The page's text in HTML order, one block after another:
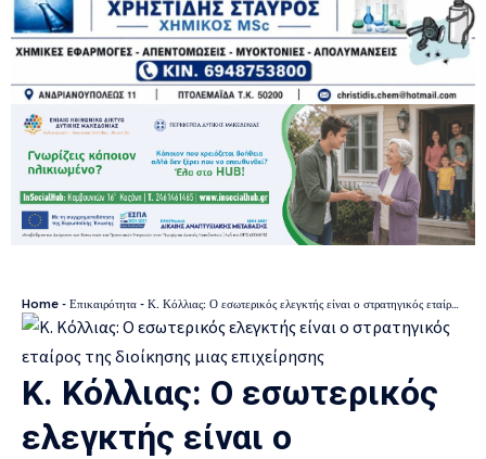
Home - Επικαιρότητα - Κ. Κόλλιας: Ο εσωτερικός ελεγκτής είναι ο στρατηγικός εταίρος της διοίκησης μιας επιχείρησης
Κ. Κόλλιας: Ο εσωτερικός
ελεγκτής είναι ο